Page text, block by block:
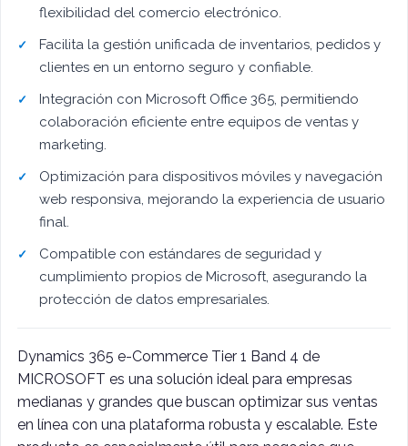
flexibilidad del comercio electrónico.
Facilita la gestión unificada de inventarios, pedidos y
clientes en un entorno seguro y confiable.
Integración con Microsoft Office 365, permitiendo
colaboración eficiente entre equipos de ventas y
marketing.
Optimización para dispositivos móviles y navegación
web responsiva, mejorando la experiencia de usuario
final.
Compatible con estándares de seguridad y
cumplimiento propios de Microsoft, asegurando la
protección de datos empresariales.
Dynamics 365 e-Commerce Tier 1 Band 4 de
MICROSOFT es una solución ideal para empresas
medianas y grandes que buscan optimizar sus ventas
en línea con una plataforma robusta y escalable. Este